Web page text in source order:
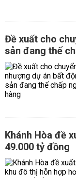
Đề xuất cho
sản đang thế
Khánh Hòa đề
49.000 tỷ đồng